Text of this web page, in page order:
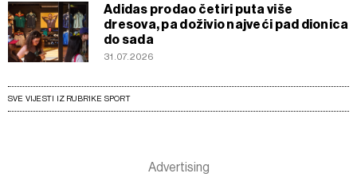
Adidas prodao četiri puta više
dresova, pa doživio najveći pad dionica
do sada
31.07.2026
SVE VIJESTI IZ RUBRIKE SPORT